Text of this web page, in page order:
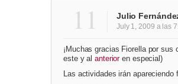
11 Julio
July 1, 2009 a las
¡Muchas gracias Fiorella por sus
este y alanterioren especial)
Las actividades irán